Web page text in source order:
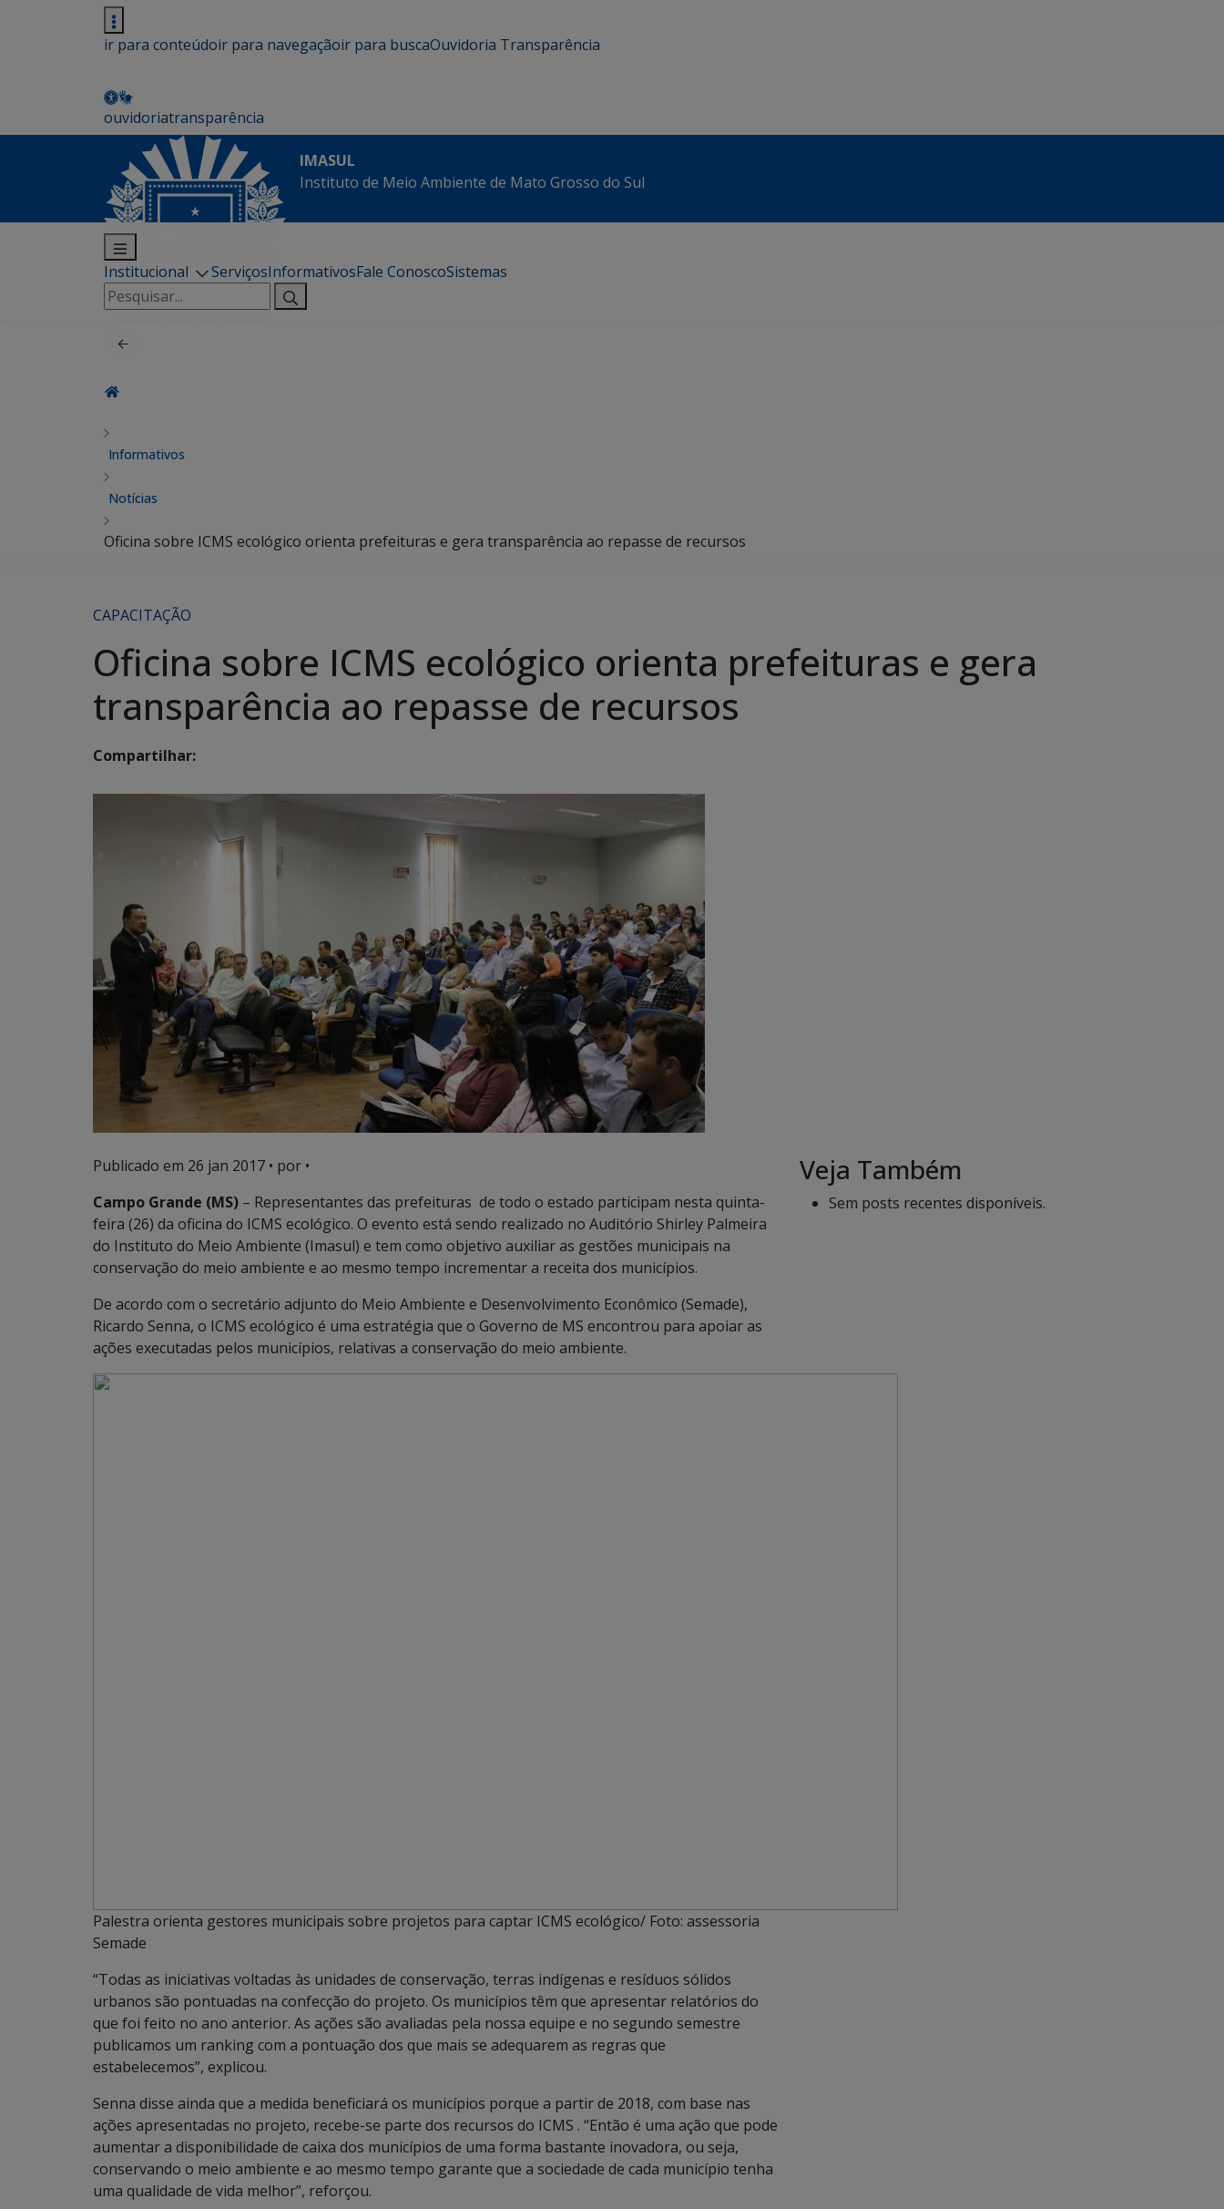
ir para conteúdoir para navegaçãoir para buscaOuvidoria Transparência
ouvidoriatransparência
IMASUL
Instituto de Meio Ambiente de Mato Grosso do Sul
Institucional ServiçosInformativosFale ConoscoSistemas
Pesquisar
por:
Informativos
Notícias
Oficina sobre ICMS ecológico orienta prefeituras e gera transparência ao repasse de recursos
CAPACITAÇÃO
Oficina sobre ICMS ecológico orienta prefeituras e gera
transparência ao repasse de recursos
Compartilhar:
Publicado em 26 jan 2017 • por •
Campo Grande (MS) – Representantes das prefeituras de todo o estado participam nesta quinta-
feira (26) da oficina do ICMS ecológico. O evento está sendo realizado no Auditório Shirley Palmeira
do Instituto do Meio Ambiente (Imasul) e tem como objetivo auxiliar as gestões municipais na
conservação do meio ambiente e ao mesmo tempo incrementar a receita dos municípios.
De acordo com o secretário adjunto do Meio Ambiente e Desenvolvimento Econômico (Semade),
Ricardo Senna, o ICMS ecológico é uma estratégia que o Governo de MS encontrou para apoiar as
ações executadas pelos municípios, relativas a conservação do meio ambiente.
Palestra orienta gestores municipais sobre projetos para captar ICMS ecológico/ Foto: assessoria
Semade
“Todas as iniciativas voltadas às unidades de conservação, terras indígenas e resíduos sólidos
urbanos são pontuadas na confecção do projeto. Os municípios têm que apresentar relatórios do
que foi feito no ano anterior. As ações são avaliadas pela nossa equipe e no segundo semestre
publicamos um ranking com a pontuação dos que mais se adequarem as regras que
estabelecemos”, explicou.
Senna disse ainda que a medida beneficiará os municípios porque a partir de 2018, com base nas
ações apresentadas no projeto, recebe-se parte dos recursos do ICMS . “Então é uma ação que pode
aumentar a disponibilidade de caixa dos municípios de uma forma bastante inovadora, ou seja,
conservando o meio ambiente e ao mesmo tempo garante que a sociedade de cada município tenha
uma qualidade de vida melhor”, reforçou.
Veja Também
Sem posts recentes disponíveis.